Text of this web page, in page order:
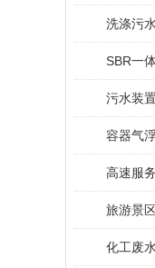
洗涤污
SBR一
污水装
容器气
高速服
旅游景
化工废